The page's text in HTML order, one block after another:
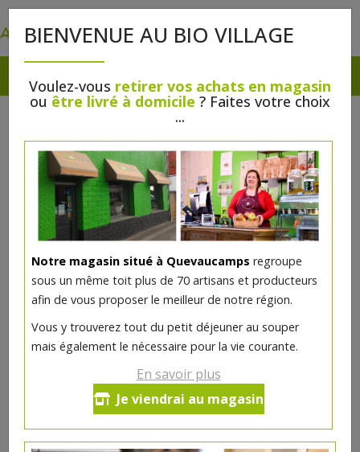
BIENVENUE AU BIO VILLAGE
Voulez-vous retirer vos achats en magasin
ou être livré à domicile ? Faites votre choix
...
Notre magasin situé à Quevaucamps regroupe
sous un même toit plus de 70 artisans et producteurs
afin de vous proposer le meilleur de notre région.
Vous y trouverez tout du petit déjeuner au souper
mais également le nécessaire pour la vie courante.
En savoir plus
Je viendrai au magasin
Yaourt brebis fraise 125g La
Bohette